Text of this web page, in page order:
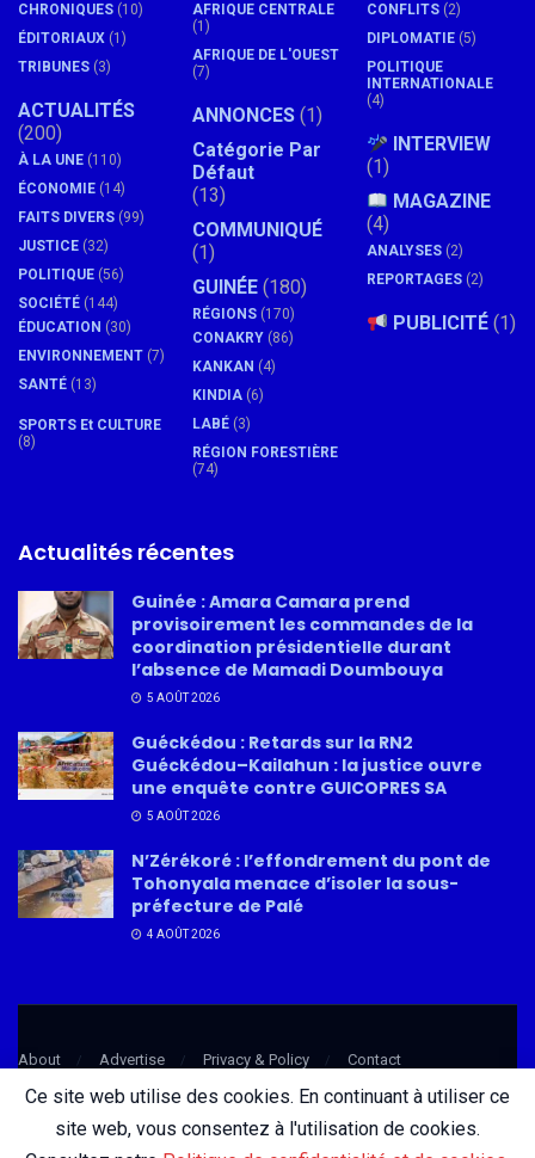
CHRONIQUES (10)
ÉDITORIAUX (1)
TRIBUNES (3)
ACTUALITÉS
(200)
À LA UNE (110)
ÉCONOMIE (14)
FAITS DIVERS (99)
JUSTICE (32)
POLITIQUE (56)
SOCIÉTÉ (144)
ÉDUCATION (30)
ENVIRONNEMENT (7)
SANTÉ (13)
SPORTS Et CULTURE
(8)
AFRIQUE CENTRALE
(1)
AFRIQUE DE L'OUEST
(7)
ANNONCES (1)
Catégorie Par
Défaut
(13)
COMMUNIQUÉ
(1)
GUINÉE (180)
RÉGIONS (170)
CONAKRY (86)
KANKAN (4)
KINDIA (6)
LABÉ (3)
RÉGION FORESTIÈRE
(74)
CONFLITS (2)
DIPLOMATIE (5)
POLITIQUE
INTERNATIONALE
(4)
INTERVIEW
(1)
MAGAZINE
(4)
ANALYSES (2)
REPORTAGES (2)
PUBLICITÉ (1)
Actualités récentes
Guinée : Amara Camara prend
provisoirement les commandes de la
coordination présidentielle durant
l’absence de Mamadi Doumbouya
5 AOÛT 2026
Guéckédou : Retards sur la RN2
Guéckédou–Kailahun : la justice ouvre
une enquête contre GUICOPRES SA
5 AOÛT 2026
N’Zérékoré : l’effondrement du pont de
Tohonyala menace d’isoler la sous-
préfecture de Palé
4 AOÛT 2026
About Advertise Privacy & Policy Contact
Ce site web utilise des cookies. En continuant à utiliser ce
site web, vous consentez à l'utilisation de cookies.